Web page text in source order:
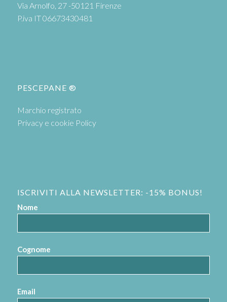
Via Arnolfo, 27 -50121 Firenze
P.iva IT 06673430481
PESCEPANE ®
Marchio registrato
Privacy e cookie Policy
ISCRIVITI ALLA NEWSLETTER: -15% BONUS!
Nome
Cognome
Email